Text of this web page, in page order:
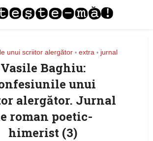
unui scriitor alergător • extra • jurnal
Vasile Baghiu:
unui
alergător. Jurnal
roman poetic-
himerist (3)